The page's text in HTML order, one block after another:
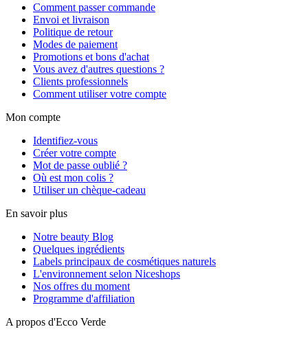
Comment passer commande
Envoi et livraison
Politique de retour
Modes de paiement
Promotions et bons d'achat
Vous avez d'autres questions ?
Clients professionnels
Comment utiliser votre compte
Mon compte
Identifiez-vous
Créer votre compte
Mot de passe oublié ?
Où est mon colis ?
Utiliser un chèque-cadeau
En savoir plus
Notre beauty Blog
Quelques ingrédients
Labels principaux de cosmétiques naturels
L'environnement selon Niceshops
Nos offres du moment
Programme d'affiliation
A propos d'Ecco Verde